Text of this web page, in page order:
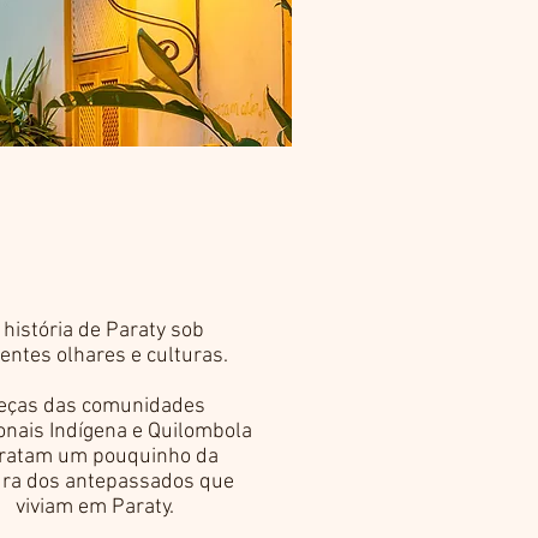
história de Paraty sob
olhares e culturas.
das comunidades
Indígena e Quilombola
um pouquinho da
dos antepassados que
viviam em Paraty.